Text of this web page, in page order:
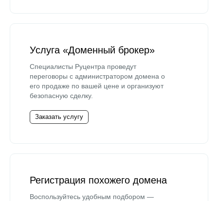
Услуга «Доменный брокер»
Специалисты Руцентра проведут
переговоры с администратором домена о
его продаже по вашей цене и организуют
безопасную сделку.
Заказать услугу
Регистрация похожего домена
Воспользуйтесь удобным подбором —